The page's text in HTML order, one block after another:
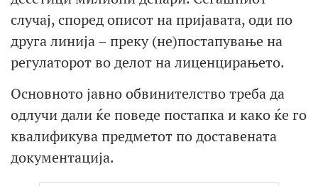
случај, според описот на пријавата, оди по
друга линија – преку (не)постапување на
регулаторот во делот на лиценцирањето.
Основното јавно обвинителство треба да
одлучи дали ќе поведе постапка и како ќе го
квалификува предметот по доставената
документација.